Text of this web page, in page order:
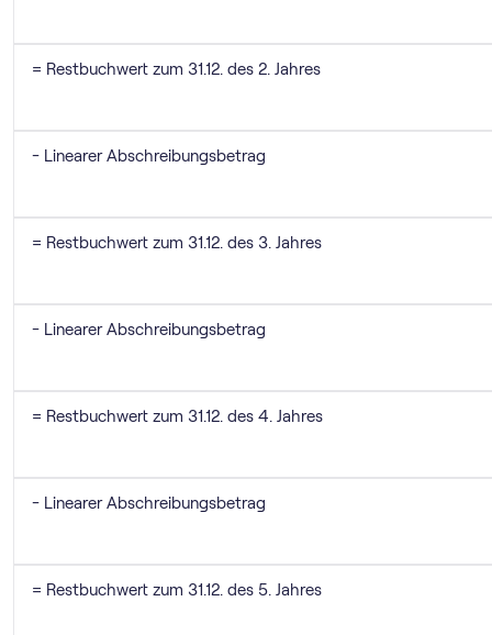
= Restbuchwert zum 31.12. des 2. Jahres
- Linearer Abschreibungsbetrag
= Restbuchwert zum 31.12. des 3. Jahres
- Linearer Abschreibungsbetrag
= Restbuchwert zum 31.12. des 4. Jahres
- Linearer Abschreibungsbetrag
= Restbuchwert zum 31.12. des 5. Jahres